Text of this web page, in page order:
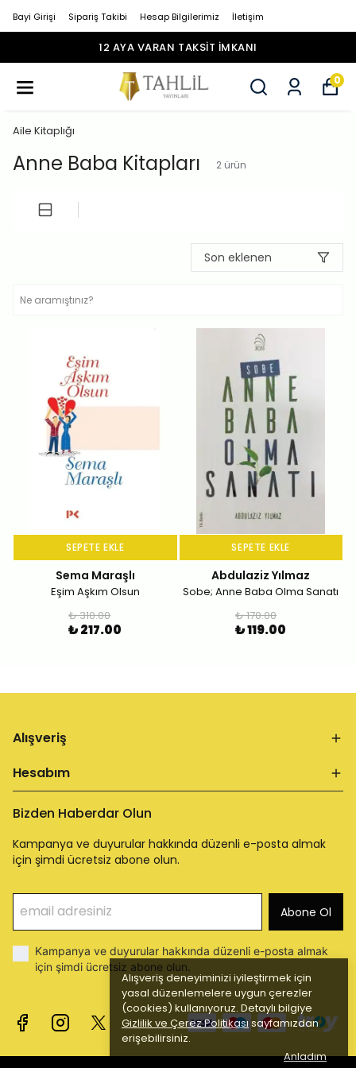
Bayi Girişi Sipariş Takibi Hesap Bilgilerimiz İletişim
12 AYA VARAN TAKSİT İMKANI
0
Alışveriş deneyiminizi iyileştirmek için
yasal düzenlemelere uygun çerezler
(cookies) kullanıyoruz. Detaylı bilgiye
Gizlilik ve Çerez Politikası sayfamızdan
erişebilirsiniz.
Anladım
Aile Kitaplığı
Anne Baba Kitapları 2 ürün
Son eklenen
SEPETE EKLE
Sema Maraşlı
Eşim Aşkım Olsun
₺ 310.00
₺ 217.00
SEPETE EKLE
Abdulaziz Yılmaz
Sobe; Anne Baba Olma Sanatı
₺ 170.00
₺ 119.00
Alışveriş
Hesabım
Bizden Haberdar Olun
Kampanya ve duyurular hakkında düzenli e-posta almak
için şimdi ücretsiz abone olun.
Abone Ol
Kampanya ve duyurular hakkında düzenli e-posta almak
için şimdi ücretsiz abone olun.